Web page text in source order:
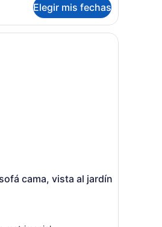
Elegir mis fechas
pie y vista al océano a través de un
cama, vista al jardín